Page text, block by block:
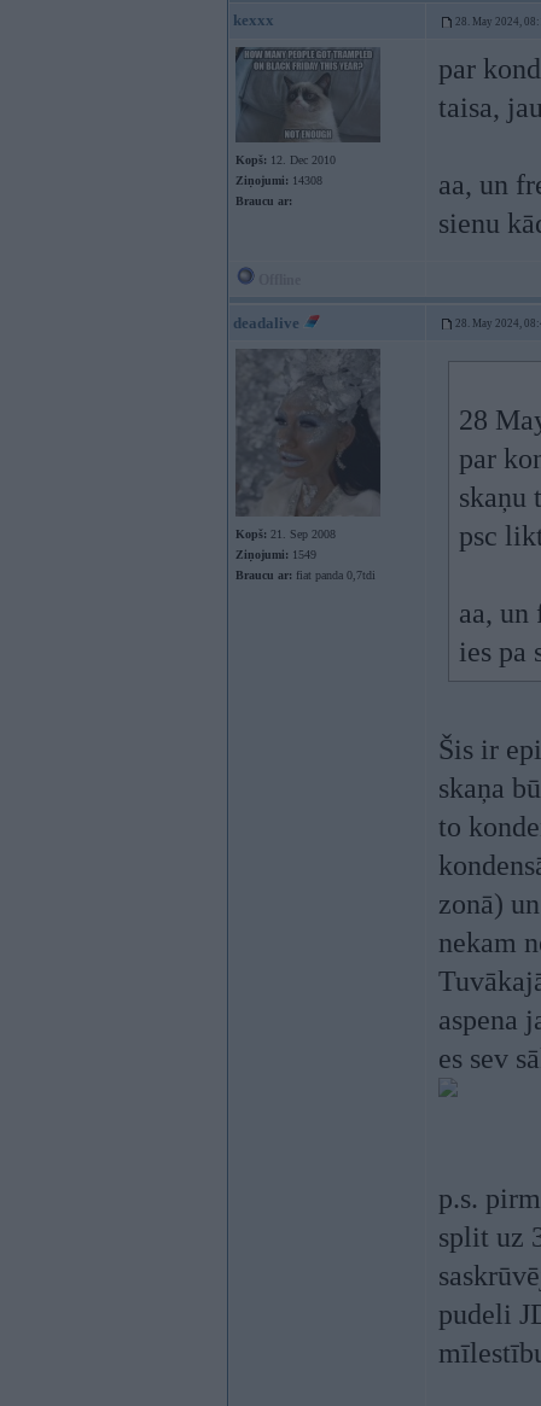
kexxx 28. May 2024,
Kopš: 12. Dec 2010
Ziņojumi: 14308
Braucu ar:
par
taisa,
aa, un
sienu
deadalive 28. May 2024,
Kopš: 21. Sep 2008
Ziņojumi: 1549
Braucu ar: fiat panda 0,7tdi
28
par
skaņu
psc
aa,
ies pa
Šis ir
skaņa
to
zonā)
nekam
aspena
es sev
p.s.
split uz
pudeli